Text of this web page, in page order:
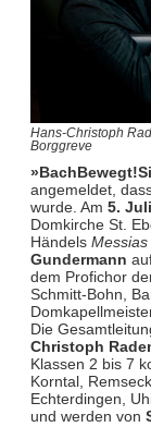
Hans-Christoph
Borggreve
angemeldet,
wurde. Am 5.
Domkirche St.
Händels Messias
Gundermann
dem Profichor
Schmitt-Bohn,
Die
Christoph
Klassen 2 bis 7
Korntal,
Echterdingen,
und werden von